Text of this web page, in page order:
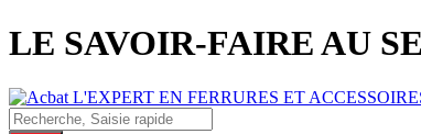
LE SAVOIR-FAIRE AU